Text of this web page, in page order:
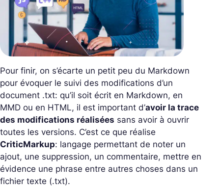
Pour finir, on s’écarte un petit peu du Markdown
pour évoquer le suivi des modifications d’un
document .txt: qu’il soit écrit en Markdown, en
MMD ou en HTML, il est important d’avoir la trace
des modifications réalisées sans avoir à ouvrir
toutes les versions. C’est ce que réalise
CriticMarkup: langage permettant de noter un
ajout, une suppression, un commentaire, mettre en
évidence une phrase entre autres choses dans un
fichier texte (.txt).